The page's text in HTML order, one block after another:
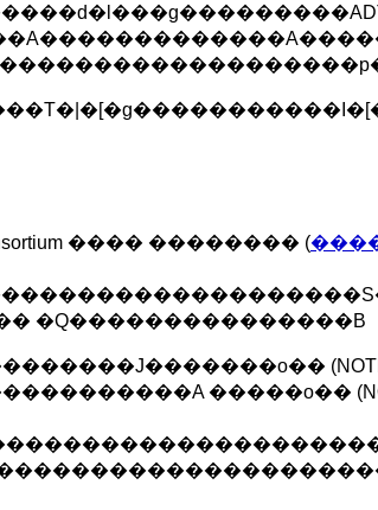
���� �������� (
�Q���������������B
�����o��